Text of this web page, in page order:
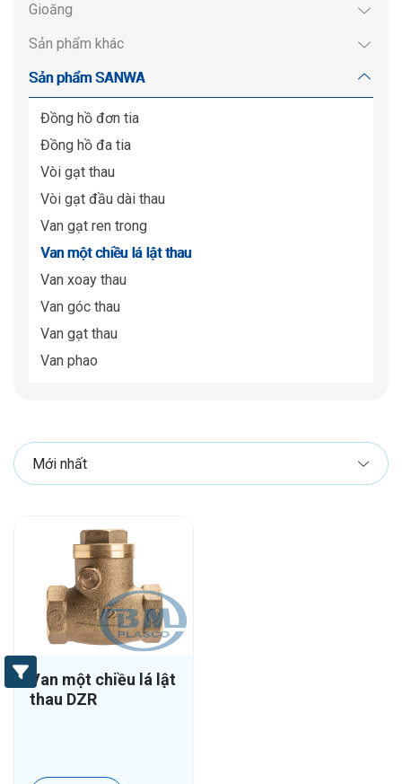
Gioăng
Sản phẩm khác
Sản phẩm SANWA
Đồng hồ đơn tia
Đồng hồ đa tia
Vòi gạt thau
Vòi gạt đầu dài thau
Van gạt ren trong
Van một chiều lá lật thau
Van xoay thau
Van góc thau
Van gạt thau
Van phao
Van một chiều lá lật
thau DZR